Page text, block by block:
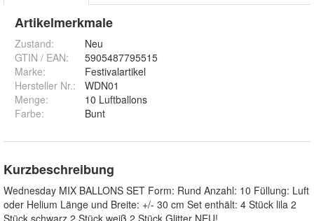
Artikelmerkmale
Zustand:
Neu
GTIN / EAN:
5905487795515
Marke:
Festivalartikel
Hersteller Nr.:
WDN01
Menge:
10 Luftballons
Farbe: Bunt
Kurzbeschreibung
Wednesday MIX BALLONS SET Form: Rund Anzahl: 10 Füllung: Luft
oder Helium Länge und Breite: +/- 30 cm Set enthält: 4 Stück lila 2
Stück schwarz 2 Stück weiß 2 Stück Glitter NEU!